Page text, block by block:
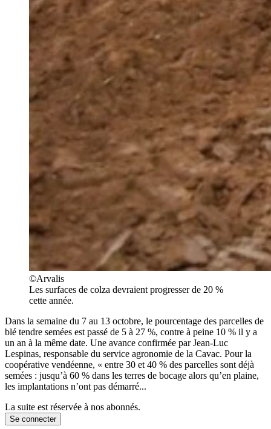
©Arvalis
Les surfaces de colza devraient progresser de 20 %
cette année.
Dans la semaine du 7 au 13 octobre, le pourcentage des parcelles de
blé tendre semées est passé de 5 à 27 %, contre à peine 10 % il y a
un an à la même date. Une avance confirmée par Jean-Luc
Lespinas, responsable du service agronomie de la Cavac. Pour la
coopérative vendéenne, « entre 30 et 40 % des parcelles sont déjà
semées : jusqu’à 60 % dans les terres de bocage alors qu’en plaine,
les implantations n’ont pas démarré...
La suite est réservée à nos abonnés.
Se connecter